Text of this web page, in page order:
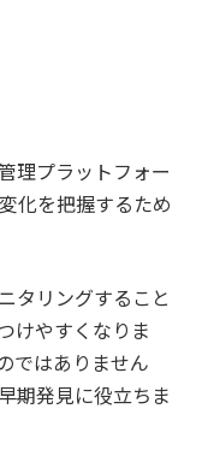
理プラットフォー
化を把握するため
タリングすること
けやすくなりま
ではありません
期発見に役立ちま